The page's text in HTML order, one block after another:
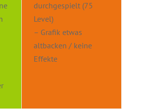
durchgespielt (75
Level)
– Grafik etwas
altbacken / keine
Effekte